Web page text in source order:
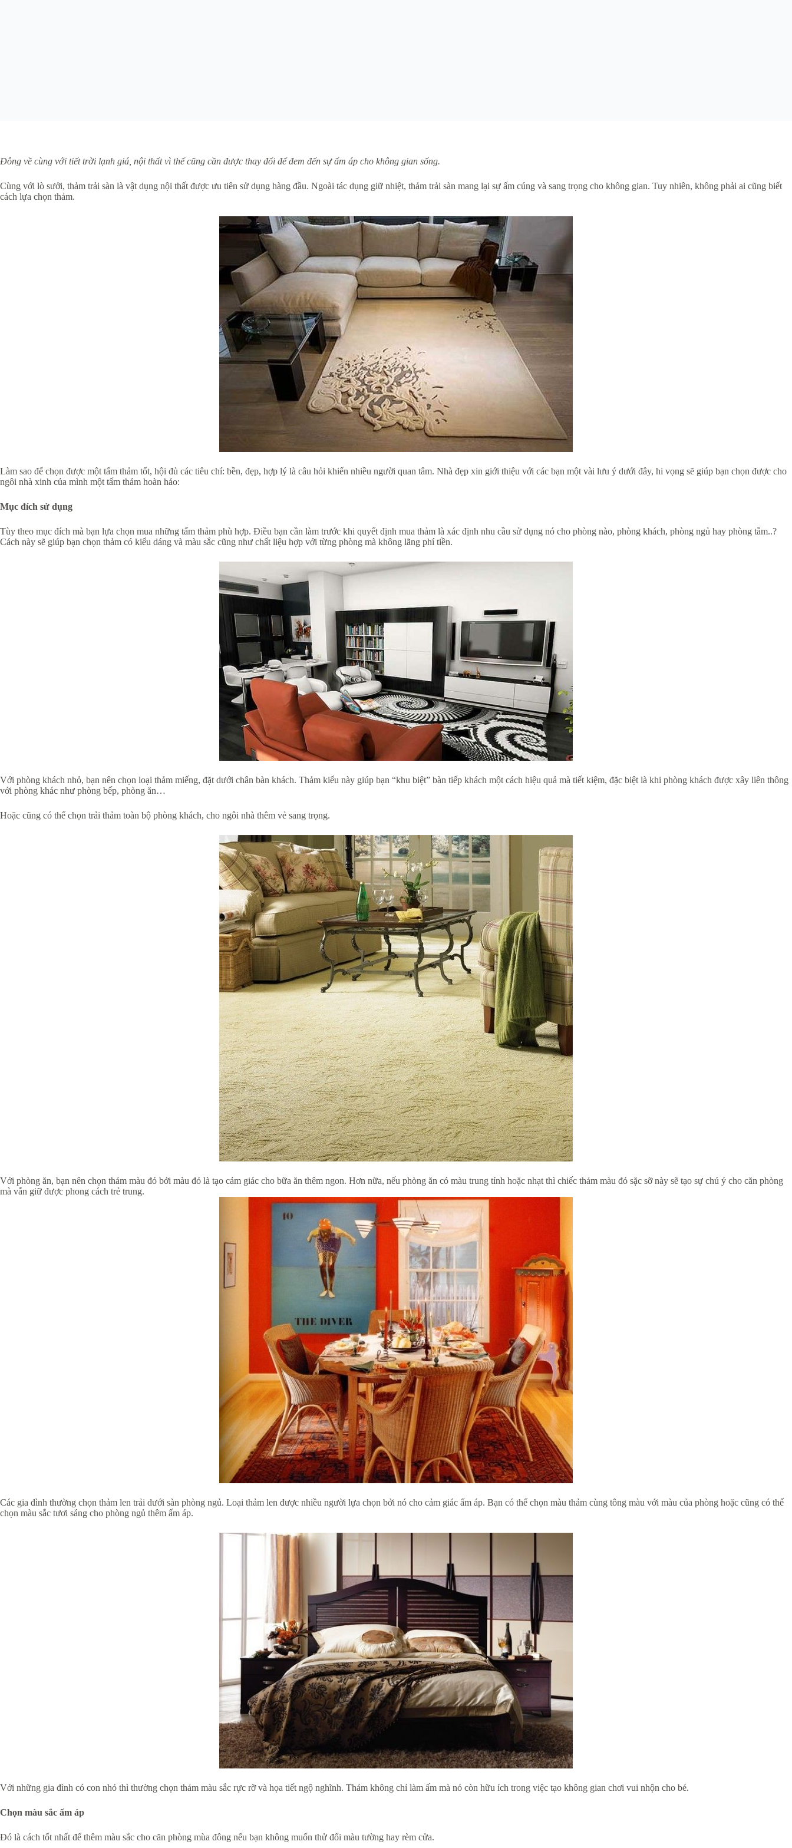
Đông về cùng với tiết trời lạnh giá, nội thất vì thế cũng cần được thay đổi để đem đến sự ấm áp cho không gian sống.
Cùng với lò sưởi, thảm trải sàn là vật dụng nội thất được ưu tiên sử dụng hàng đầu. Ngoài tác dụng giữ nhiệt, thảm trải sàn mang lại sự ấm cúng và sang trọng cho không gian. Tuy nhiên, không phải ai cũng biết
cách lựa chọn thảm.
Làm sao để chọn được một tấm thảm tốt, hội đủ các tiêu chí: bền, đẹp, hợp lý là câu hỏi khiến nhiều người quan tâm. Nhà đẹp xin giới thiệu với các bạn một vài lưu ý dưới đây, hi vọng sẽ giúp bạn chọn được cho
ngôi nhà xinh của mình một tấm thảm hoàn hảo:
Mục đích sử dụng
Tùy theo mục đích mà bạn lựa chọn mua những tấm thảm phù hợp. Điều bạn cần làm trước khi quyết định mua thảm là xác định nhu cầu sử dụng nó cho phòng nào, phòng khách, phòng ngủ hay phòng tắm..?
Cách này sẽ giúp bạn chọn thảm có kiểu dáng và màu sắc cũng như chất liệu hợp với từng phòng mà không lãng phí tiền.
Với phòng khách nhỏ, bạn nên chọn loại thảm miếng, đặt dưới chân bàn khách. Thảm kiểu này giúp bạn “khu biệt” bàn tiếp khách một cách hiệu quả mà tiết kiệm, đặc biệt là khi phòng khách được xây liên thông
với phòng khác như phòng bếp, phòng ăn…
Hoặc cũng có thể chọn trải thảm toàn bộ phòng khách, cho ngôi nhà thêm vẻ sang trọng.
Với phòng ăn, bạn nên chọn thảm màu đỏ bởi màu đỏ là tạo cảm giác cho bữa ăn thêm ngon. Hơn nữa, nếu phòng ăn có màu trung tính hoặc nhạt thì chiếc thảm màu đỏ sặc sỡ này sẽ tạo sự chú ý cho căn phòng
mà vẫn giữ được phong cách trẻ trung.
Các gia đình thường chọn thảm len trải dưới sàn phòng ngủ. Loại thảm len được nhiều người lựa chọn bởi nó cho cảm giác ấm áp. Bạn có thể chọn màu thảm cùng tông màu với màu của phòng hoặc cũng có thể
chọn màu sắc tươi sáng cho phòng ngủ thêm ấm áp.
Với những gia đình có con nhỏ thì thường chọn thảm màu sắc rực rỡ và họa tiết ngộ nghĩnh. Thảm không chỉ làm ấm mà nó còn hữu ích trong việc tạo không gian chơi vui nhộn cho bé.
Chọn màu sắc ấm áp
Đó là cách tốt nhất để thêm màu sắc cho căn phòng mùa đông nếu bạn không muốn thử đổi màu tường hay rèm cửa.